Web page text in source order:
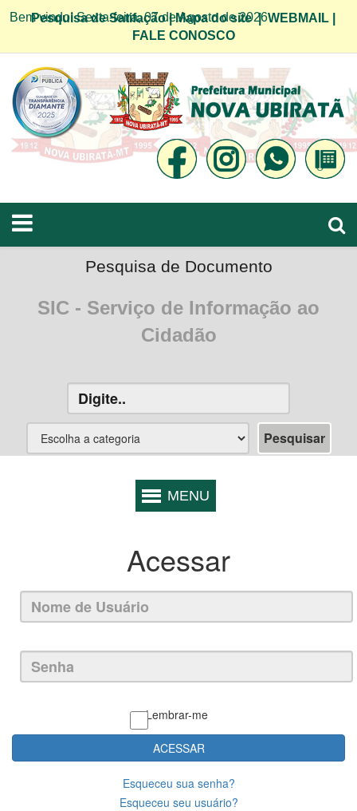
Bem vindo! Sexta-feira, 07 de Agosto de 2026
Pesquisa de Satifação|Mapa do site|WEBMAIL
FALE CONOSCO
Pesquisa de Documento
SIC - Serviço de Informação ao
Cidadão
Acessar
Lembrar-me
ACESSAR
Esqueceu sua senha?
Esqueceu seu usuário?